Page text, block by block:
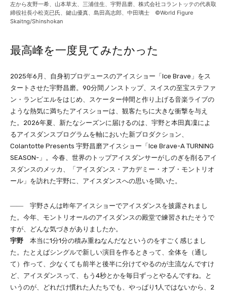
左から友野一希、山本草太、三浦佳生、宇野昌磨、株式会社コラントッテの代表取
締役社長小松克已氏、鍵山優真、島田高志郎、中田璃士 ©World Figure
Skaitng/Shinshokan
最高峰を一度見てみたかった
2025年6月、自身初プロデュースのアイスショー「Ice Brave」をス
タートさせた宇野昌磨。90分間ノンストップ、スイスの至宝ステファ
ン・ランビエルをはじめ、スケーター仲間と作り上げる音楽ライブの
ような熱気に満ちたアイスショーは、観客たちに大きな衝撃を与え
た。2026年夏、新たなシーズンに届けるのは、宇野と本田真凜によ
るアイスダンスプログラムを軸においた新プロダクション、
Colantotte Presents 宇野昌磨アイスショー「Ice Brave-A TURNING
SEASON-」。今春、世界のトップアイスダンサーがしのぎを削るアイ
スダンスのメッカ、「アイスダンス・アカデミー・オブ・モントリオ
ール」を訪れた宇野に、アイスダンスへの思いを聞いた。
―― 宇野さんは昨年アイスショーでアイスダンスを披露されまし
た。今年、モントリオールのアイスダンスの殿堂で練習されたそうで
すが、どんな気づきがありましたか。
宇野 本当に1分1分の積み重ねなんだなというのをすごく感じまし
た。たとえばシングルで新しい演目を作るときって、全体を（通し
て）作って、少なくても前半と後半に分けてやるのが主流なんですけ
ど、アイスダンスって、もう4秒とかを毎日ずっとやるんですね。と
いうのが、どれだけ慣れた人たちでも、やっぱり1人ではないから、2